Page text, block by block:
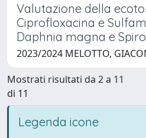
Valutazione della
Ciprofloxacina e
Daphnia magna e
2023/2024 MELOTTO,
Mostrati risultati da 2 a 11
di 11
Legenda icone